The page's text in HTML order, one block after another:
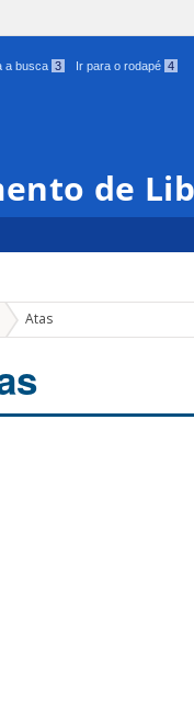
a busca 3 Ir para o rodapé 4
de
Atas